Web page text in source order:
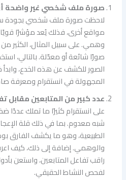
صورة ملف شخصي غير واضحة
لاحظت صورة ملف شخصي بجودة
مواقع أخرى، فذلك يُعد مؤشرًا
وهمي. على سبيل المثال، الكثير
صورًا شائعة أو معدّلة. بالتالي،
الصور للكشف عن هذه الخدع، وابدأ
المجهولة في انستقرام ومعرفة
عدد كبير من المتابعين
على انستقرام كثيرًا ما تملك عددًا
شبه معدوم. بما في ذلك قلة
الطبيعية، وهو ما يكشف الفارق
والوهمي. إضافة إلى ذلك، كيف
راقب تفاعل المتابعين، واستعن
لفحص النشاط الحقيقي.